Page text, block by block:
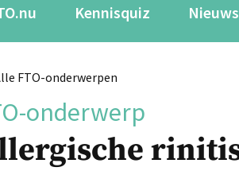
Kennisquiz Nieuws
FTO-onderwerpen
onderwerp